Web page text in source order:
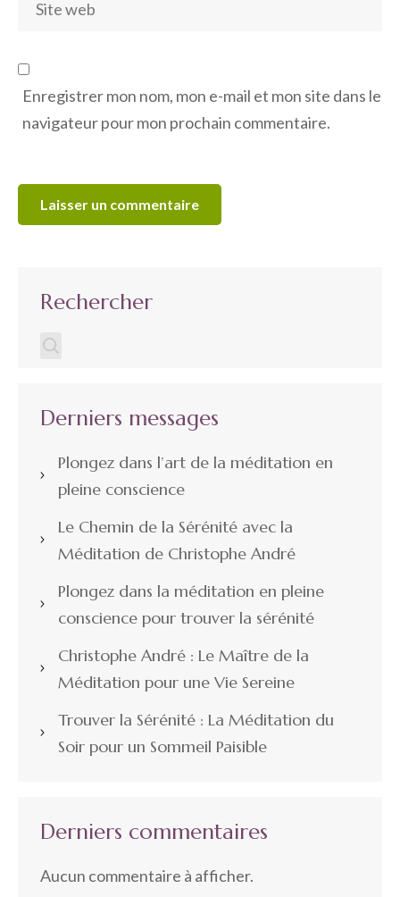
Enregistrer mon nom, mon e-mail et mon site dans le
navigateur pour mon prochain commentaire.
Rechercher
Derniers messages
Plongez dans l’art de la méditation en
pleine conscience
Le Chemin de la Sérénité avec la
Méditation de Christophe André
Plongez dans la méditation en pleine
conscience pour trouver la sérénité
Christophe André : Le Maître de la
Méditation pour une Vie Sereine
Trouver la Sérénité : La Méditation du
Soir pour un Sommeil Paisible
Derniers commentaires
Aucun commentaire à afficher.